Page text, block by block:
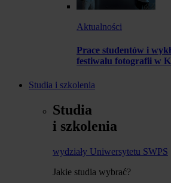
Aktualności
Prace studentów i
festiwalu fotografii w
Studia i szkolenia
Studia
i szkolenia
wydziały Uniwersytetu SWPS
Jakie studia wybrać?